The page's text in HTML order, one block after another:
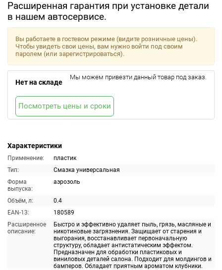
Расширенная гарантия при установке детали
в нашем автосервисе.
Характеристики
Применение:
пластик
Тип:
Смазка универсальная
Форма
выпуска:
аэрозоль
Объём, л:
0.4
EAN-13:
180589
Расширенное
описание:
Быстро и эффективно удаляет пыль, грязь, масляные и
никотиновые загрязнения. Защищает от старения и
выгорания, восстанавливает первоначальную
структуру, обладает антистатическим эффектом.
Предназначен для обработки пластиковых и
виниловых деталей салона. Подходит для молдингов и
бамперов. Обладает приятным ароматом клубники.
Вы работаете в гостевом режиме (видите розничные цены).
Чтобы увидеть свои цены, вам нужно войти под своим
паролем (или зарегистрироваться).
Нет на складе
Мы можем привезти данный товар под заказ.
Посмотреть цены и сроки